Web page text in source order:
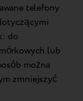
telefony
do
lub
można
zmniejszyć